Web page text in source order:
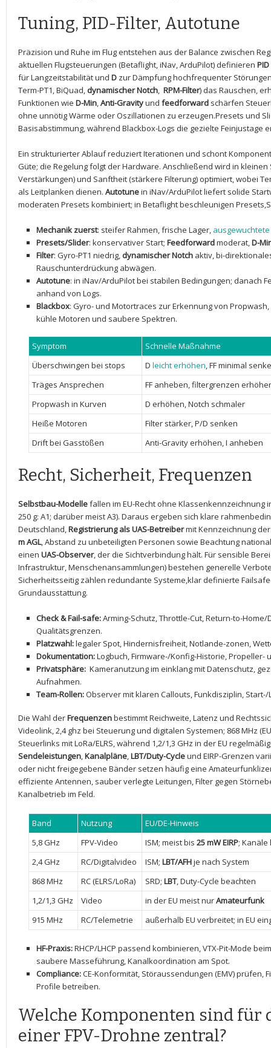
Tuning, PID-Filter, Autotune
Präzision ‌und⁢ Ruhe im Flug entstehen aus der Balance zwischen
aktuellen Flugsteuerungen (Betaflight, ​iNav, ArduPilot) definieren PID
für Langzeitstabilität und D zur Dämpfung‍ hochfrequenter
Term-PT1, BiQuad, dynamischer Notch, ⁤ RPM-Filter) das Rauschen,
Funktionen wie D-Min,Anti-Gravityund feedforward schärfen
ohne unnötig Wärme oder Oszillationen ‍zu erzeugen.Presets und
Basisabstimmung, während Blackbox-Logs die gezielte Feinjustage
Ein strukturierter Ablauf reduziert Iterationen und schont
Güte; die Regelung folgt der Hardware. Anschließend wird in
Verstärkungen) und Sanftheit (stärkere Filterung) optimiert, wobei
als Leitplanken dienen. Autotunein iNav/ArduPilot liefert solide
moderaten Presets kombiniert; in Betaflight beschleunigen
Mechanik zuerst: steifer Rahmen, frische Lager, ⁤ ausgewuchtete⁣
Presets/Slider: konservativer Start; Feedforwardmoderat,D-
Filter: Gyro-PT1⁤ niedrig, dynamischer Notch aktiv, bi-
Rauschunterdrückung abwägen.
Autotune: in iNav/ArduPilot bei stabilen Bedingungen; danach
anhand von Logs.
Blackbox: Gyro- und Motortraces zur Erkennung von
‍kühle Motoren und saubere Spektren.
Symptom
Schnelle Maßnahme
Überschwingen bei stops
D leicht erhöhen, FF minimal
Träges Ansprechen
FF anheben, filtergrenzen
Propwash in Kurven
D erhöhen, Notch schmaler
Heiße Motoren
Filter stärker, P/D senken
Drift bei Gasstößen
Anti-Gravity erhöhen, ⁢I anheben
Recht, Sicherheit, ⁢Frequenzen
Selbstbau-Modellefallen im EU-Recht ohne Klassenkennzeichnung
250 g: A1; darüber meist A3). Daraus ergeben sich‌ klare
Deutschland,Registrierung als UAS-Betreibermit Kennzeichnung
m ​AGL, Abstand zu unbeteiligten Personen ‌sowie Beachtung
einen UAS-Observer, der die Sichtverbindung ⁢hält. Für ⁤sensible
Infrastruktur, Menschenansammlungen) bestehen generelle
Sicherheitsseitig zählen redundante Systeme,klar definierte
Grundausstattung.
Check & Fail-safe:Arming-Schutz, Throttle-Cut, Return-to-
Qualitätsgrenzen.
Platzwahl:legaler Spot, Hindernisfreiheit, Notlande-zonen,
Dokumentation:Logbuch, Firmware-/Konfig-Historie, Propeller-
Privatsphäre: Kameranutzung im einklang mit Datenschutz,
Aufnahmen.
Team-Rollen:Observer mit klaren Callouts, Funkdisziplin,
Die Wahl⁢ derFrequenzenbestimmt Reichweite, Latenz und​
Videolink, 2,4 ghz ​bei Steuerung und digitalen Systemen; 868 MHz
Steuerlinks mit LoRa/ELRS, während 1,2/1,3 GHz‌ in der EU
Sendeleistungen,Kanalpläne,LBT/Duty-Cycleund EIRP-Grenzen
oder nicht freigegebene Bänder ⁣setzen häufig​ eine
effiziente Antennen, sauber verlegte Leitungen, Filter‍ gegen
Kanalbetrieb im Feld.
Band Nutzung
EU/DE-Hinweis
5,8 GHz
FPV-Video ISM; meist⁣ bis 25 mW EIRP;
2,4 GHz
RC/Digitalvideo ISM; LBT/AFHje nach System
868 MHz
RC ⁢(ELRS/LoRa) SRD; LBT, Duty-Cycle beachten
1,2/1,3 GHz
Video in‍ der EU⁣ meist nurAmateurfunk
915 MHz
RC/Telemetrie außerhalb EU verbreitet; in EU
HF-Praxis:RHCP/LHCP passend kombinieren, VTX-Pit-Mode
‌saubere Masseführung, Kanalkoordination am Spot.
Compliance:CE-Konformität, Störaussendungen (EMV) prüfen,
Profile betreiben.
Welche Komponenten sind für
einer FPV-Drohne zentral?